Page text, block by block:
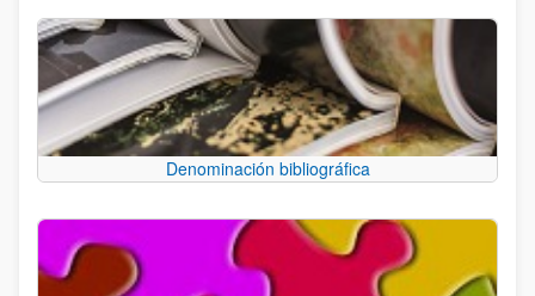
Denominación bibliográfica